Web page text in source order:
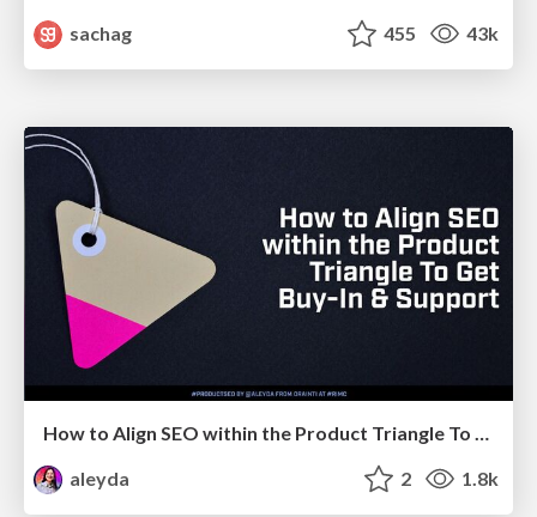
sachag
455 43k
How to Align SEO within the Product Triangle To Get Buy-In & Support - #RIMC
aleyda
2 1.8k